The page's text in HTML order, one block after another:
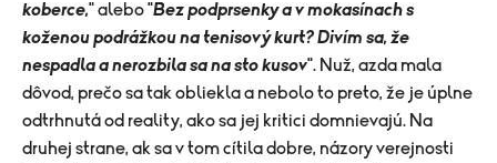
koberce," alebo "Bez podprsenky a v mokasínach s
koženou podrážkou na tenisový kurt? Divím sa, že
nespadla a nerozbila sa na sto kusov". Nuž, azda mala
dôvod, prečo sa tak obliekla a nebolo to preto, že je úplne
odtrhnutá od reality, ako sa jej kritici domnievajú. Na
druhej strane, ak sa v tom cítila dobre, názory verejnosti